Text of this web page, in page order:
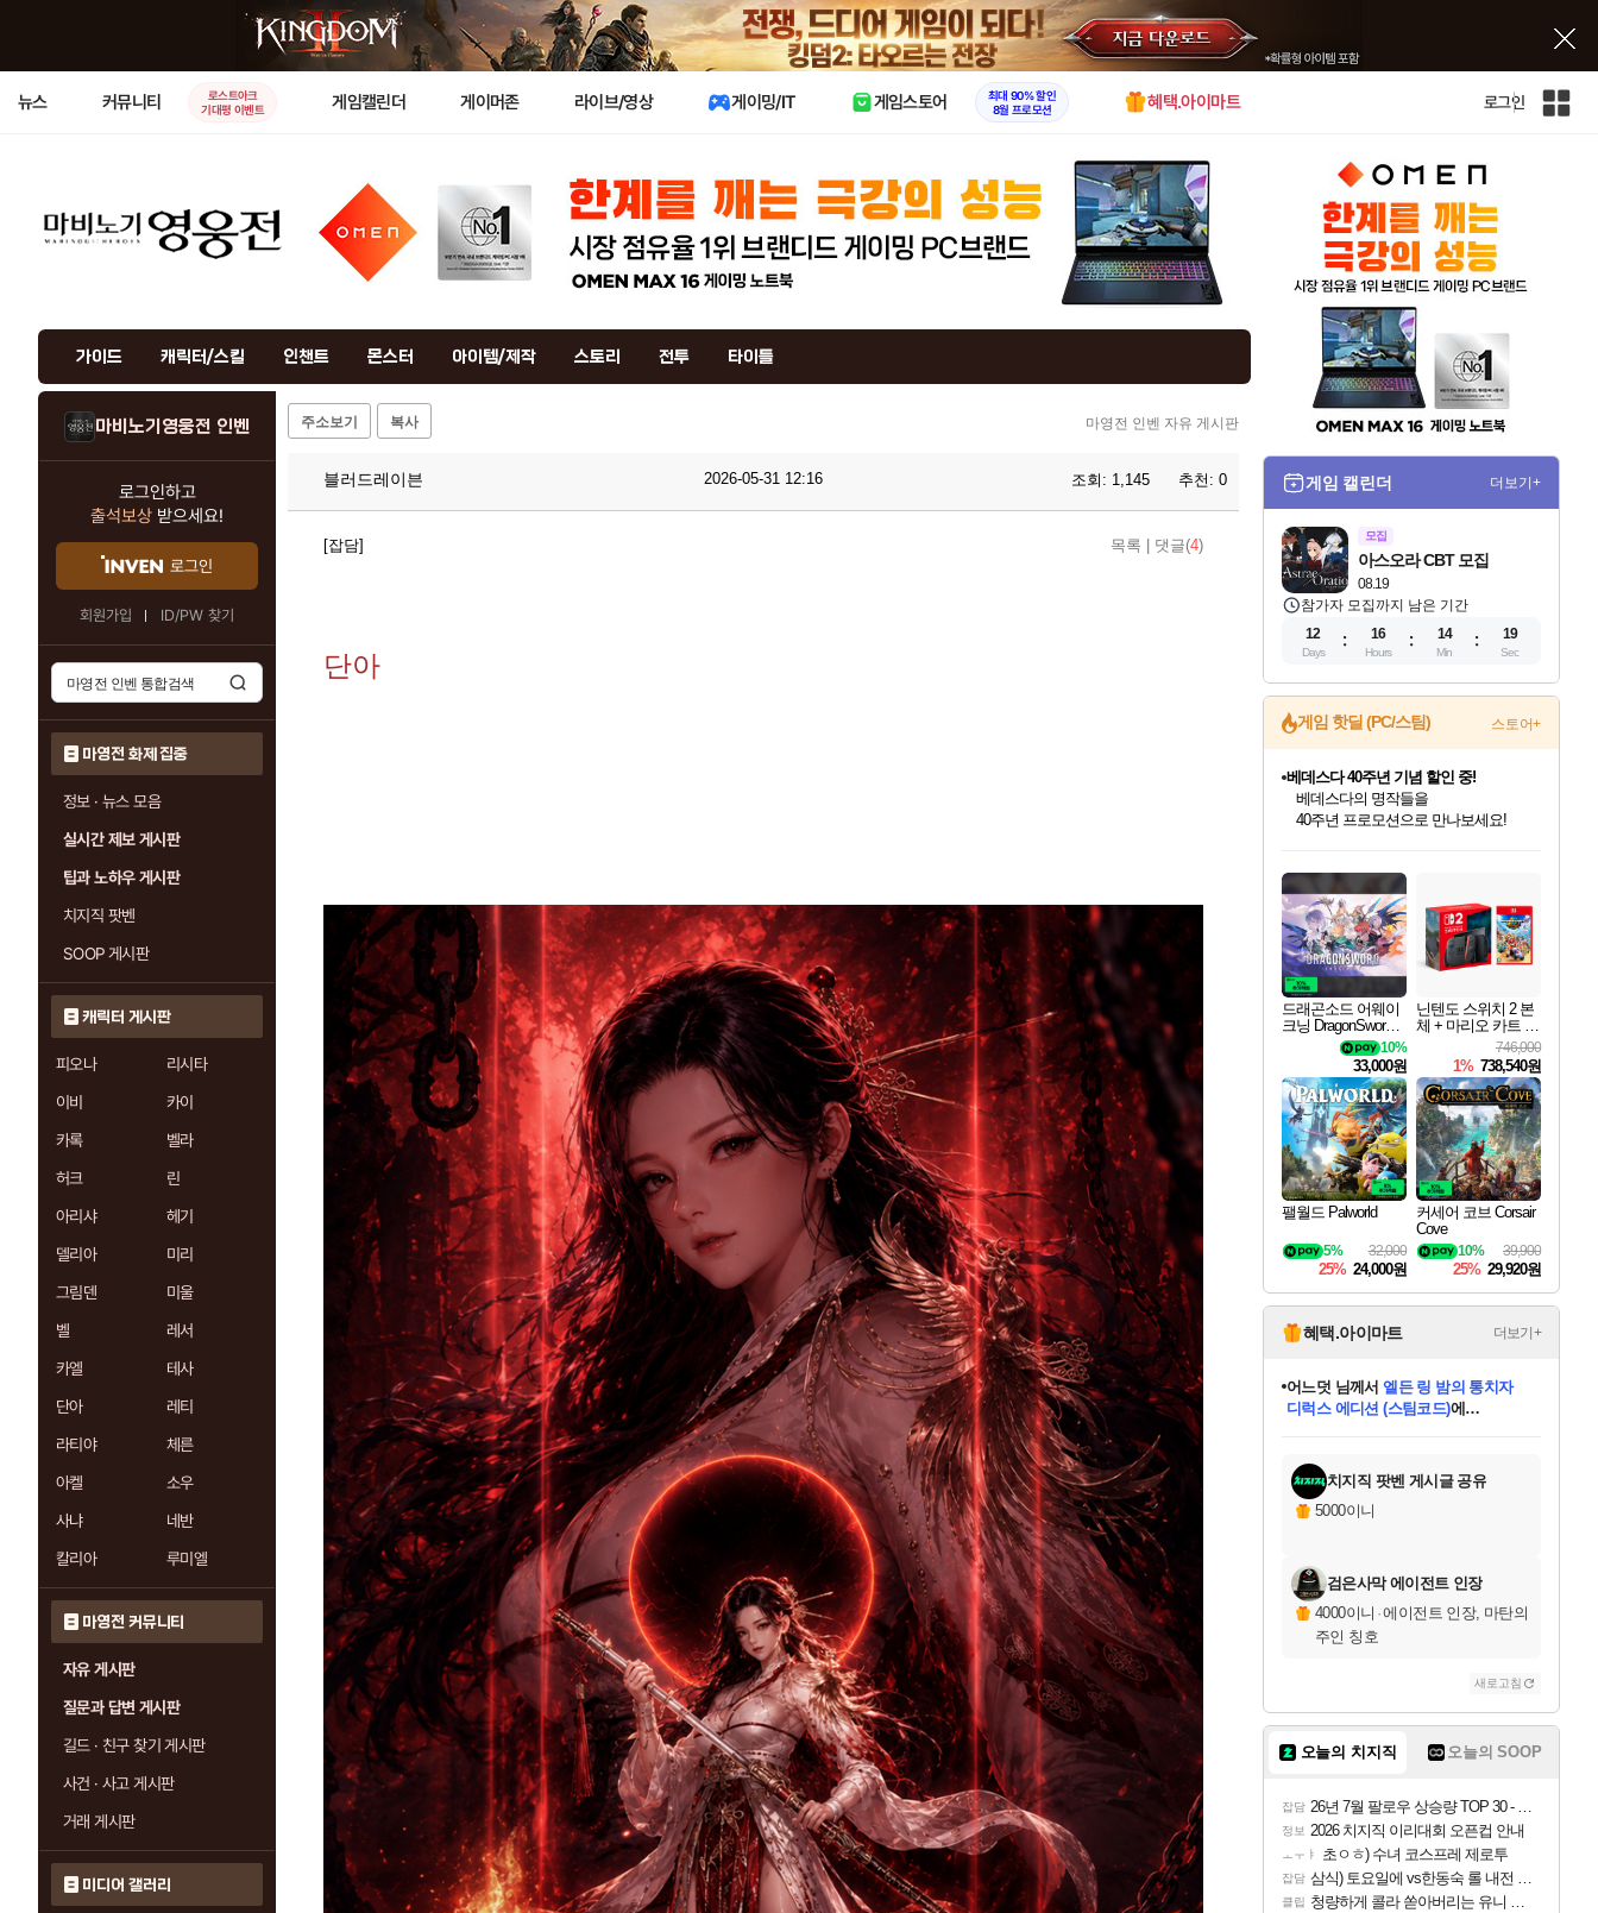
X
뉴스 커뮤니티
로스트아크
기대평 이벤트
게임캘린더 게이머존 라이브/영상 게이밍/IT 게임스토어
최대 90% 할인
8월 프로모션
혜택.아이마트 로그인
인
가이드 캐릭터/스킬 인챈트 몬스터 아이템/제작 스토리 전투 타이틀
마비노기영웅전 인벤
로그인하고
출석보상 받으세요!
로그인
회원가입 ID/PW 찾기
마영전 화제 집중
정보 · 뉴스 모음
실시간 제보 게시판
팁과 노하우 게시판
치지직 팟벤
SOOP 게시판
캐릭터 게시판
피오나
리시타
이비
카이
카록
벨라
허크
린
아리샤
헤기
델리아
미리
그림덴
미울
벨
레서
카엘
테사
단아
레티
라티야
체른
아켈
소우
사냐
네반
칼리아
루미엘
마영전 커뮤니티
자유 게시판
질문과 답변 게시판
길드 · 친구 찾기 게시판
사건 · 사고 게시판
거래 게시판
미디어 갤러리
주소보기 복사 마영전 인벤 자유 게시판
블러드레이븐 2026-05-31 12:16 조회: 1,145 추천: 0
[잡담] 목록 댓글(4)
단아
게임 캘린더 더보기+
모집
08.19
아스오라 CBT 모집
참가자 모집까지 남은 기간
12
Days
16
Hours
14
Min
17
Sec
게임 핫딜 (PC/스팀) 스토어+
최대 90% 할인가를 만나보세요!
네이버혜택과 함께 만나보세요!
50%할인&추가 적립까지!
이니&베니 혜택까지!
네이버 혜택가와 함께 예약하세요!
할인&네이버혜택으로 만나보세요!
네이버페이 혜택과 만나보세요!
베데스다 40주년 기념 할인 중!
베데스다의 명작들을
40주년 프로모션으로 만나보세요!
네이버 포인트 혜택까지!
할인가에 만나보세요!
일부 에디션 상시 할인!
혜택으로 예약 판매 중
편안하게 충전하세요
드래곤소드 어웨이
크닝 DragonSword A
10%
33,000원
닌텐도 스위치 2 본
체 + 마리오 카트 월
746,000
1% 738,540원
팰월드 Palworld
32,000
5%
25% 24,000원
커세어 코브 Corsair
Cove
39,900
10%
25% 29,920원
혜택.아이마트 더보기+
당첨되셨습니다.
당첨되셨습니다.
어느덧 님께서엘든 링 밤의 통치자
디럭스 에디션 (스팀코드)에
당첨되셨습니다.
에디션 (스팀코드)를 교환.
당첨되셨습니다.
당첨되셨습니다.
당첨되셨습니다.
당첨되셨습니다.
치지직 팟벤 게시글 공유
5000이니
검은사막 에이전트 인장
4000이니 ·에이전트 인장, 마탄의
주인 칭호
새로고침
오늘의 치지직 오늘의 SOOP
잡담 26년 7월 팔로우 상승량 TOP 30 - 월간 치지직
정보 2026 치지직 이리대회 오픈컵 안내
ㅗㅜㅑ 초ㅇㅎ) 수녀 코스프레 제로투
잡담 삼식) 토요일에 vs한동숙 롤 내전 예정
클립 청량하게 콜라 쏟아버리는 유니 ㅋㅋㅋ